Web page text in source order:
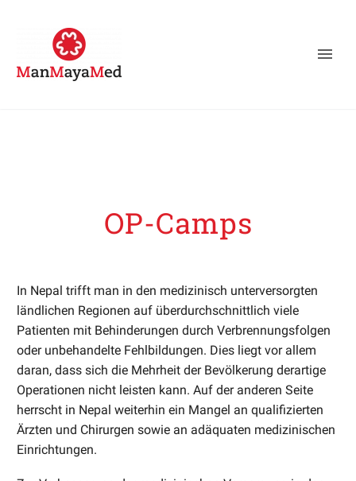
OP-Camps
In Nepal trifft man in den medizinisch unterversorgten
ländlichen Regionen auf überdurchschnittlich viele
Patienten mit Behinderungen durch Verbrennungsfolgen
oder unbehandelte Fehlbildungen. Dies liegt vor allem
daran, dass sich die Mehrheit der Bevölkerung derartige
Operationen nicht leisten kann. Auf der anderen Seite
herrscht in Nepal weiterhin ein Mangel an qualifizierten
Ärzten und Chirurgen sowie an adäquaten medizinischen
Einrichtungen.